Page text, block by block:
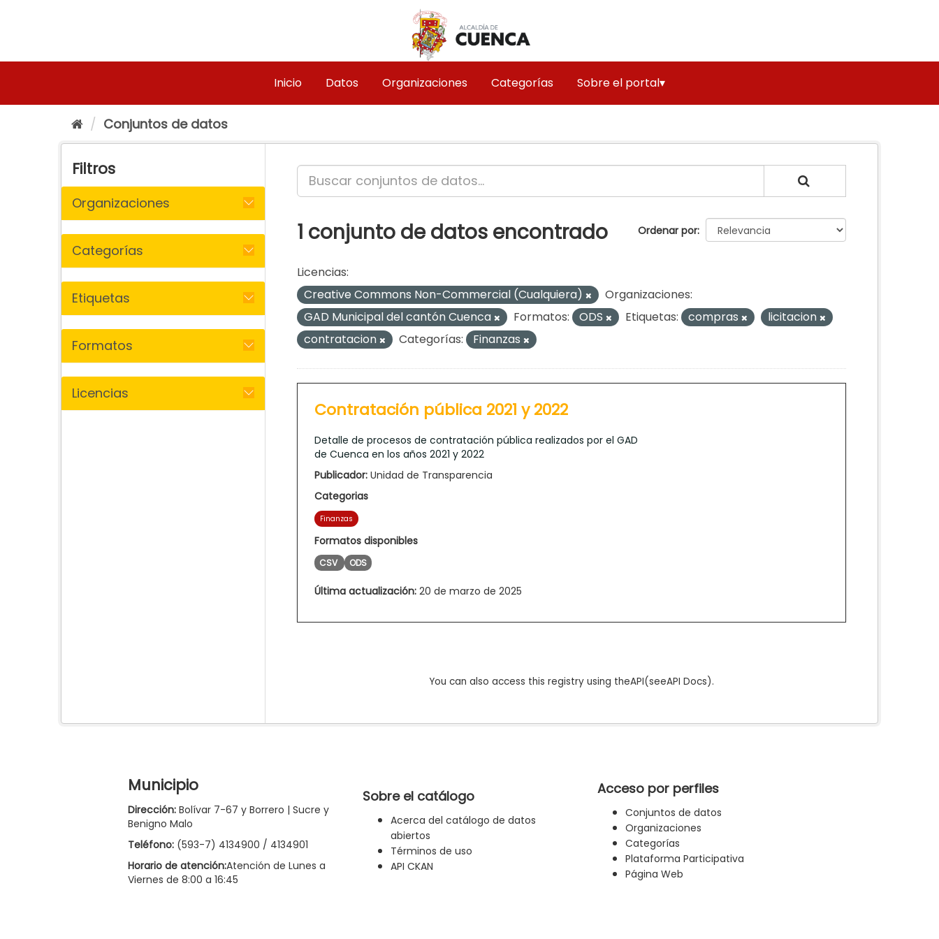
Inicio Datos Organizaciones Categorías Sobre el portal▾
Conjuntos de datos
Filtros
Organizaciones
Categorías
Etiquetas
Formatos
Licencias
Ordenar por
1 conjunto de datos encontrado
Licencias:
Creative Commons Non-Commercial (Cualquiera)
Organizaciones:
GAD Municipal del cantón Cuenca
Formatos: ODS Etiquetas: compras
licitacion
contratacion
Categorías: Finanzas
Contratación pública 2021 y 2022
Detalle de procesos de contratación pública realizados por el GAD
de Cuenca en los años 2021 y 2022
Publicador: Unidad de Transparencia
Categorias
Finanzas
Formatos disponibles
CSV ODS
Última actualización: 20 de marzo de 2025
You can also access this registry using theAPI(seeAPI Docs).
Municipio
Dirección: Bolívar 7-67 y Borrero | Sucre y
Benigno Malo
Teléfono: (593-7) 4134900 / 4134901
Horario de atención:Atención de Lunes a
Viernes de 8:00 a 16:45
Sobre el catálogo
Acerca del catálogo de datos
abiertos
Términos de uso
API CKAN
Acceso por perfiles
Conjuntos de datos
Organizaciones
Categorías
Plataforma Participativa
Página Web